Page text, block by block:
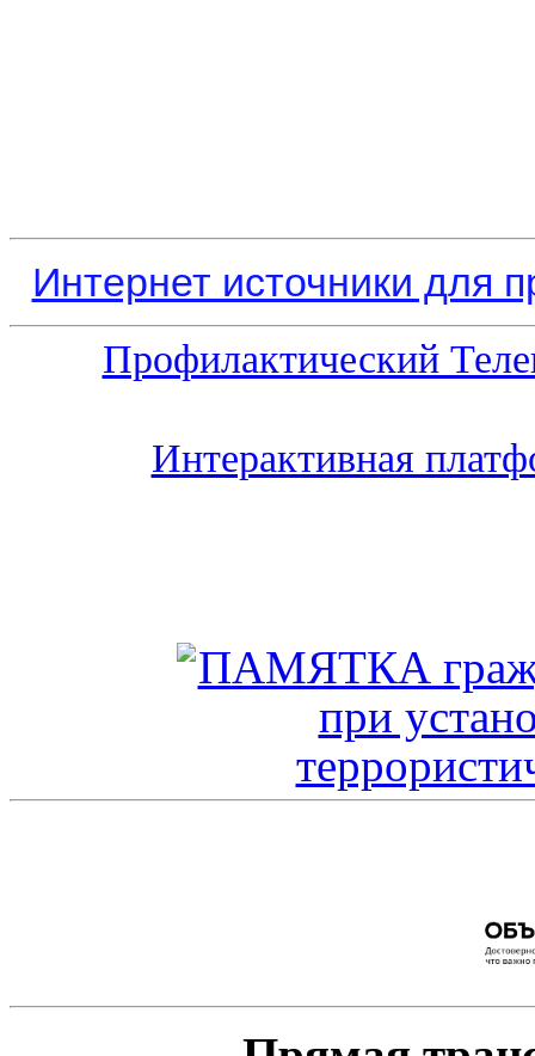
Интернет источники для
Профилактический
Интерактивная